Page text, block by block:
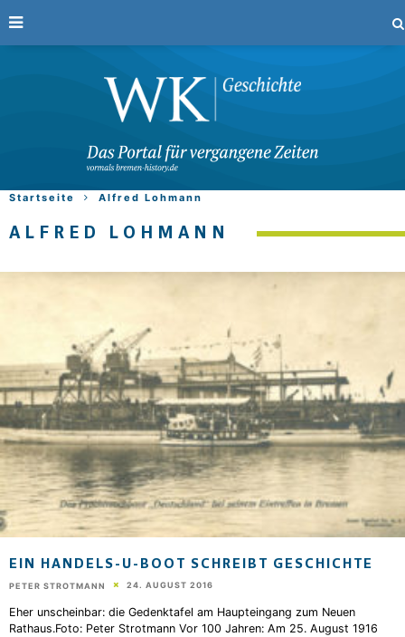
Startseite Alfred Lohmann
ALFRED LOHMANN
EIN HANDELS-U-BOOT SCHREIBT GESCHICHTE
PETER STROTMANN 24. AUGUST 2016
Eher unscheinbar: die Gedenktafel am Haupteingang zum Neuen
Rathaus.Foto: Peter Strotmann Vor 100 Jahren: Am 25. August 1916